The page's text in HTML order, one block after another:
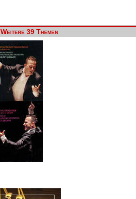
Weitere 39 Themen